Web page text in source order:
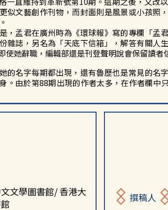
似文藝創作刊物，而封面則是風景或小孩照
，孟君在廣州時為《環球報》寫的專欄「孟
雜誌，另名為「天底下信箱」，解答有關人
使她辭職，編輯部還是刊登聲明說會保留讀者
的名字每期都出現，還有魯歷也是常見的名
。由於第88期出現的作者太多，在作者欄中
文學圖書館/ 香港大
撰稿人